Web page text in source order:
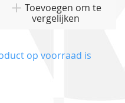
Toevoegen om te
vergelijken
op voorraad is